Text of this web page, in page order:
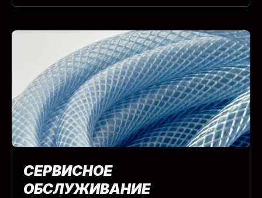
СЕРВИСНОЕ
ОБСЛУЖИВАНИЕ